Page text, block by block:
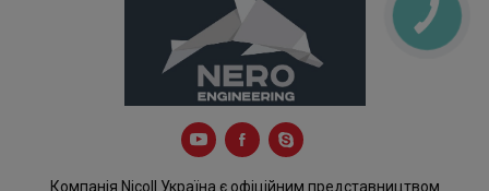
Компанія Nicoll Україна є офіційним представництвом
КНОПКА
ЗВ'ЯЗКУ